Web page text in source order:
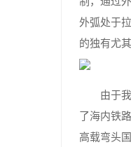
外弧处于
的独有尤
由于
了海内铁
高载弯头